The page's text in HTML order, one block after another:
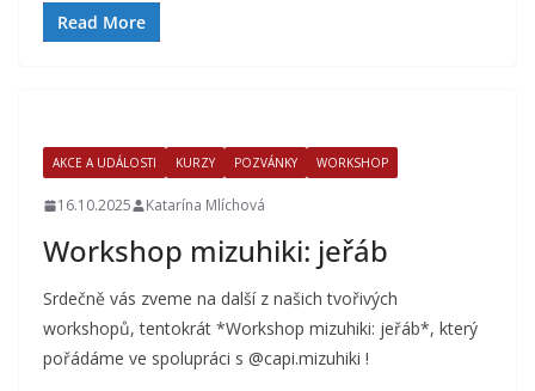
Read More
AKCE A UDÁLOSTI KURZY POZVÁNKY WORKSHOP
16.10.2025 Katarína Mlíchová
Workshop mizuhiki: jeřáb
Srdečně vás zveme na další z našich tvořivých
workshopů, tentokrát *Workshop mizuhiki: jeřáb*, který
pořádáme ve spolupráci s @capi.mizuhiki !